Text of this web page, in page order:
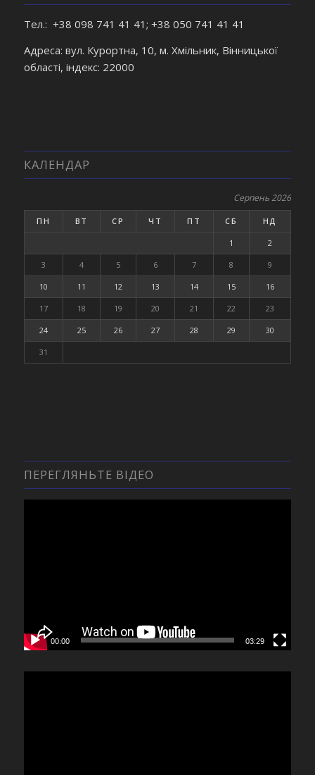
Тел.: +38 098 741 41 41; +38 050 741 41 41
Адреса: вул. Курортна, 10, м. Хмільник, Вінницької
області, індекс: 22000
КАЛЕНДАР
Серпень 2026
ПН ВТ СР ЧТ ПТ СБ НД
1 2
3 4 5 6 7 8 9
10 11 12 13 14 15 16
17 18 19 20 21 22 23
24 25 26 27 28 29 30
31
ПЕРЕГЛЯНЬТЕ ВІДЕО
00:00 03:29